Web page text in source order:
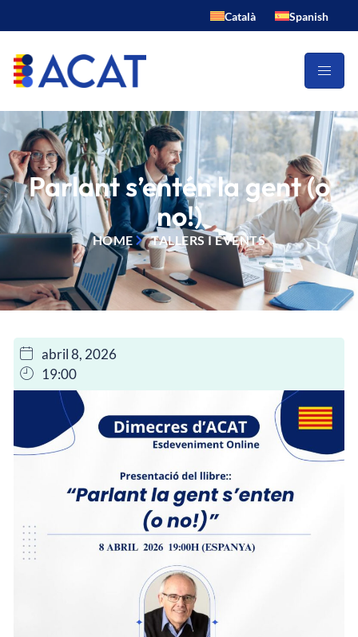
Català Spanish
Parlant s’entén la gent (o
no!)
HOME TALLERS I EVENTS
abril 8, 2026
19:00